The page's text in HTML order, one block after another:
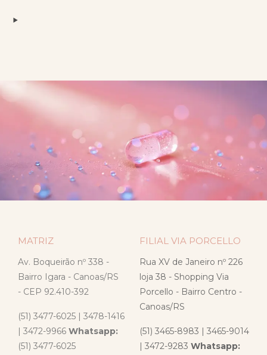
MATRIZ
Av. Boqueirão nº 338 -
Bairro Igara - Canoas/RS
- CEP 92.410-392
(51) 3477-6025 | 3478-1416
| 3472-9966 Whatsapp:
(51) 3477-6025
FILIAL VIA PORCELLO
Rua XV de Janeiro nº 226
loja 38 - Shopping Via
Porcello - Bairro Centro -
Canoas/RS
(51) 3465-8983 | 3465-9014
| 3472-9283 Whatsapp: